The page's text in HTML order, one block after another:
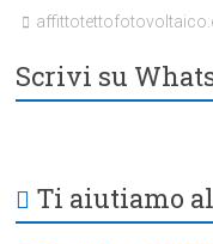
Scrivi su
Ti aiutiamo al